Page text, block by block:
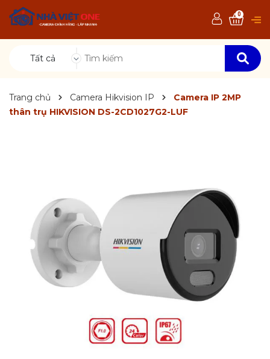
Tất cả
0
Trang chủ Camera Hikvision IP
Camera IP 2MP
thân trụ HIKVISION DS-2CD1027G2-LUF